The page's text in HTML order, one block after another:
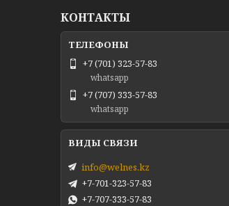
КОНТАКТЫ
+7 (701) 323-57-83
whatsapp
+7 (707) 333-57-83
whatsapp
info@welnes.kz
+7-701-323-57-83
+7-707-333-57-83